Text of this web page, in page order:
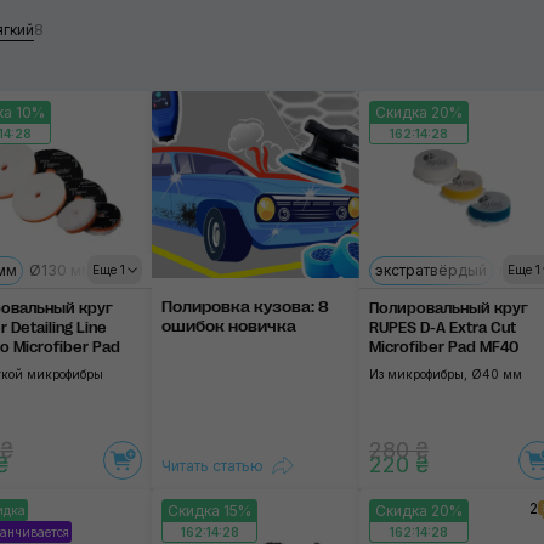
125 мм
150 мм
Применить
8
10%
Еще 1
Ø130 мм Ø160 мм
круг
Detailing Line
Microfiber Pad
микрофибры
Полировка ку­зова: 8
оши­бок нови­чка
Читать статью
Скидка 20%
162:14:27
Еще 1
экстратвёрдый
Полировальный круг
RUPES D-A Extra Cut
Microfiber Pad MF40
Из микрофибры, Ø40 мм
280 ₴
220 ₴
Скидка 15%
162:14:27
Скидка 20%
162:14:27
2